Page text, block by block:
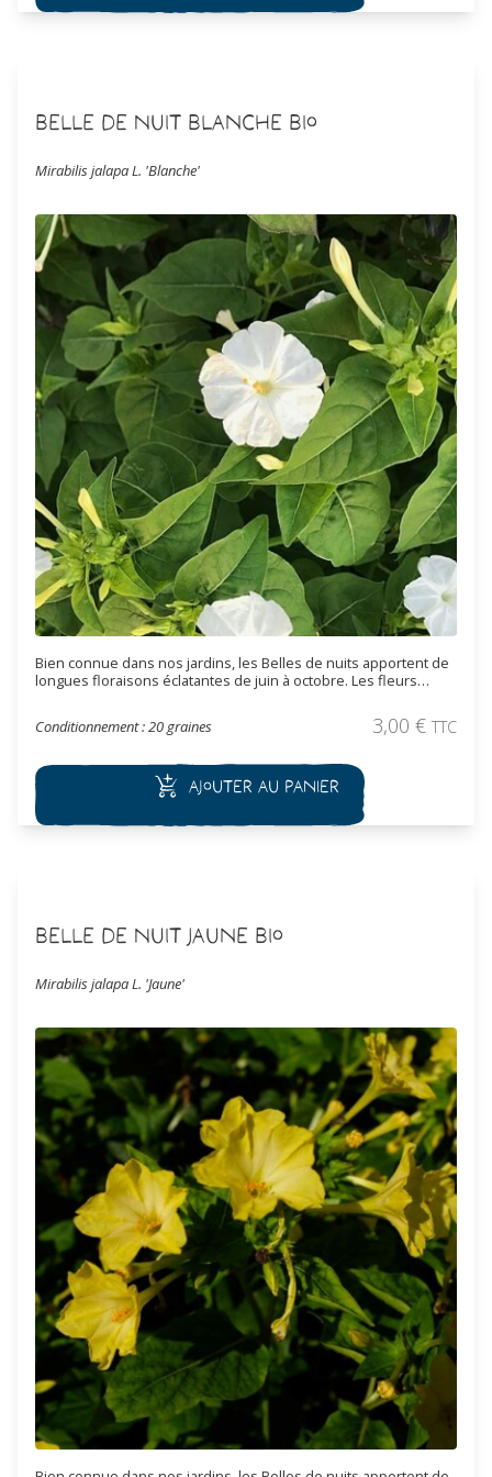
comme l'atropine substance active agissant sur le système
Belle de Nuit Blanche Bio
Mirabilis jalapa L. 'Blanche'
Bien connue dans nos jardins, les Belles de nuits apportent de
longues floraisons éclatantes de juin à octobre. Les fleurs
la nuit, elles se referment ensuite au matin. Les fleurs de cette
variété sont blanches. Cette espèce est vivace, elle produit un
Conditionnement : 20 graines 3,00 € TTC
Ajouter au panier
Belle de Nuit Jaune Bio
Mirabilis jalapa L. 'Jaune'